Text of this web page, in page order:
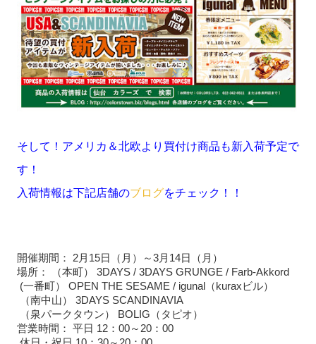
そして！アメリカ＆北欧より買付け商品も新入荷予定で
す！
入荷情報は下記店舗のブログをチェック！！
開催期間： 2月15日（月）～3月14日（月）
場所： （本町） 3DAYS / 3DAYS GRUNGE / Farb-Akkord
(一番町） OPEN THE SESAME / igunal（kuraxビル）
（南中山） 3DAYS SCANDINAVIA
（泉パークタウン） BOLIG（タピオ）
営業時間： 平日 12：00～20：00